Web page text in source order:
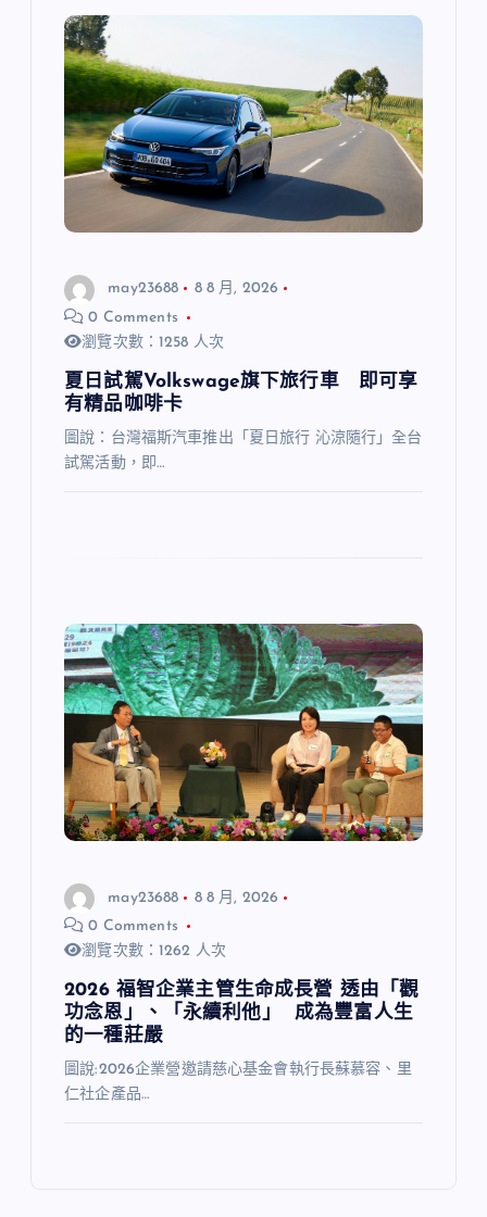
may23688
8 8 月, 2026
0 Comments
瀏覽次數：1258 人次
夏日試駕Volkswage旗下旅行車 即可享
有精品咖啡卡
圖說：台灣福斯汽車推出「夏日旅行 沁涼隨行」全台
試駕活動，即…
may23688
8 8 月, 2026
0 Comments
瀏覽次數：1262 人次
2026 福智企業主管生命成長營 透由「觀
功念恩」、「永續利他」 成為豐富人生
的一種莊嚴
圖說:2026企業營邀請慈心基金會執行長蘇慕容、里
仁社企產品…